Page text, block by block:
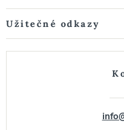
Užitečné odkazy